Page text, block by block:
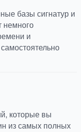
базы сигнатур и
немного
и
которые вы
из самых полных